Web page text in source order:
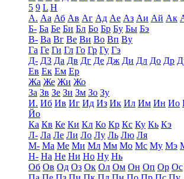
5 9 L H
А. Аа Аб Ав Аг Ад Ае Аз Аи Ай Ак
Б- Ба Бе Би Бл Бо Бр Бу Бы Бэ
В- Ва Вг Ве Ви Во Вп Ву
Га Ге Ги Гл Го Гр Гу Гэ
Д- Д3 Да Дв Дг Де Дж Ди Дл До Др
Ев Ек Ем Ер
Жа Же Жи Жо
За Зв Зе Зи Зм Зо Зу
И. Иб Ив Иг Ид Из Ик Ил Им Ин Ио
Йо
Ка Кв Ке Ки Кл Ко Кр Кс Ку Кь Кэ
Л- Ла Ле Ли Ло Лу Ль Лю Ля
М- Ма Ме Ми Мл Мм Мо Мс Му Мэ
Н- На Не Ни Но Ну Нь
Об Ов Од Оз Ок Ол Ом Он Оп Ор Ос